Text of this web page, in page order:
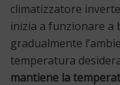
climatizzatore
inizia a funzionare a
gradualmente
temperatura
mantiene la